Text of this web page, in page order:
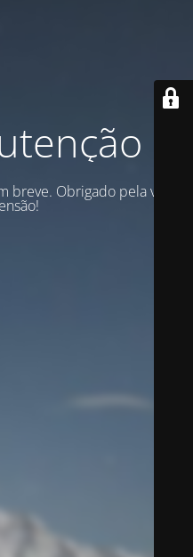
Obrigado pela vossa